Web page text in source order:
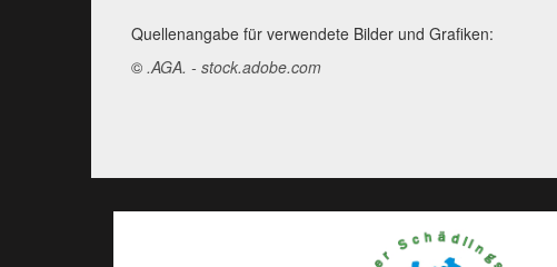
Quellenangabe für verwendete Bilder und Grafiken:
© .AGA. - stock.adobe.com